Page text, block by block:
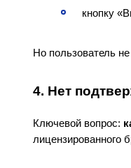
кнопку
Но пользователь
4. Нет
Ключевой вопрос:
лицензированного